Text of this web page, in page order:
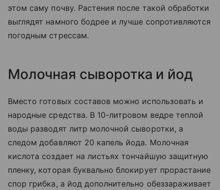
этом саму почву. Растения после такой обработки
выглядят намного бодрее и лучше сопротивляются
погодным стрессам.
Молочная сыворотка и йод
Вместо готовых составов можно использовать и
народные средства. В 10-литровом ведре теплой
воды разводят литр молочной сыворотки, а
следом добавляют 20 капель йода. Молочная
кислота создает на листьях тончайшую защитную
пленку, которая буквально блокирует прорастание
спор грибка, а йод дополнительно обеззараживает